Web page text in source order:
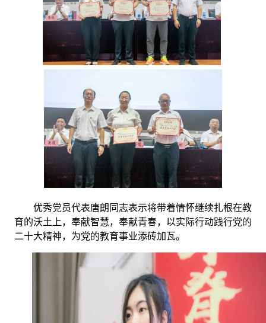
优秀党员代表唐朗同志表示将带着情怀继续扎根在教
育的沃土上，奉献智慧，奉献青春，以实际行动践行党的
二十大精神，为党的教育事业添砖加瓦。